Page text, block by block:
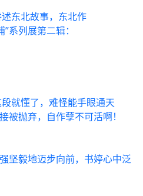
东北故事，东北作
系列展第二辑：
就懂了，难怪能手眼通天
被抛弃，自作孽不可活啊！
坚毅地迈步向前，书婷心中泛